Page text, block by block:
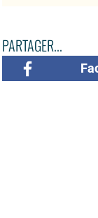
PARTAGER...